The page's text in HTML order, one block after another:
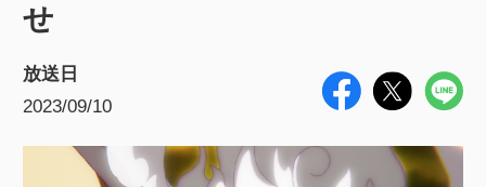
せ
放送日
2023/09/10